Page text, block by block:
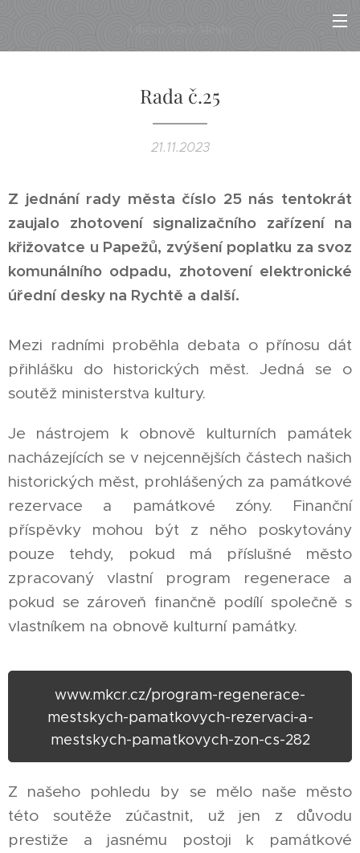
Rada č.25
21.11.2023
Z jednání rady města číslo 25 nás tentokrát
zaujalo zhotovení signalizačního zařízení na
křižovatce u Papežů, zvýšení poplatku za svoz
komunálního odpadu, zhotovení elektronické
úřední desky na Rychtě a další.
Mezi radními proběhla debata o přínosu dát
přihlášku do historických měst. Jedná se o
soutěž ministerstva kultury.
Je nástrojem k obnově kulturních památek
nacházejících se v nejcennějších částech našich
historických měst, prohlášených za památkové
rezervace a památkové zóny. Finanční
příspěvky mohou být z něho poskytovány
pouze tehdy, pokud má příslušné město
zpracovaný vlastní program regenerace a
pokud se zároveň finančně podílí společně s
vlastníkem na obnově kulturní památky.
www.mkcr.cz/program-regenerace-
mestskych-pamatkovych-rezervaci-a-
mestskych-pamatkovych-zon-cs-282
Z našeho pohledu by se mělo naše město
této soutěže zúčastnit, už jen z důvodu
prestiže a jasnému postoji k památkové